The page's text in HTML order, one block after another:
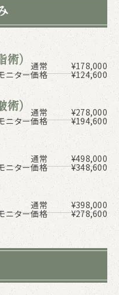
術）
ニター価格 ¥124,600
通常 ¥178,000
術）
ニター価格 ¥194,600
通常 ¥278,000
ニター価格 ¥348,600
通常 ¥498,000
ニター価格 ¥278,600
通常 ¥398,000